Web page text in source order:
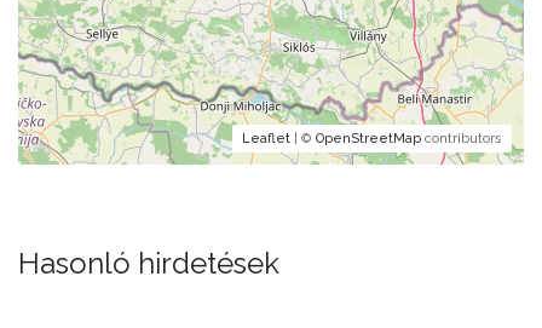
Leaflet | © OpenStreetMap contributors
Hasonló hirdetések